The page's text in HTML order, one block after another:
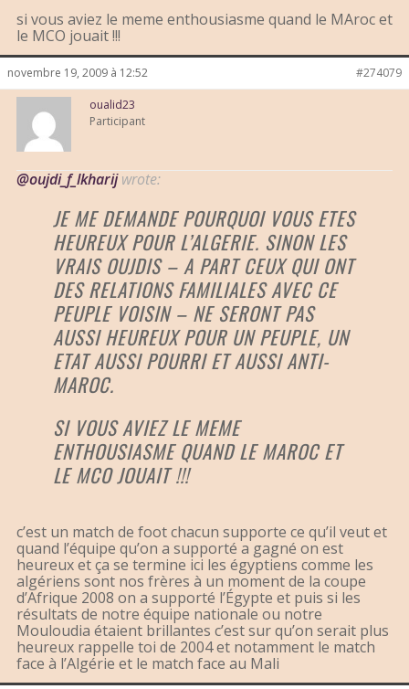
si vous aviez le meme enthousiasme quand le MAroc et
le MCO jouait !!!
novembre 19, 2009 à 12:52 #274079
oualid23
Participant
@oujdi_f_lkharijwrote:
JE ME DEMANDE POURQUOI VOUS ETES
HEUREUX POUR L’ALGERIE. SINON LES
VRAIS OUJDIS – A PART CEUX QUI ONT
DES RELATIONS FAMILIALES AVEC CE
PEUPLE VOISIN – NE SERONT PAS
AUSSI HEUREUX POUR UN PEUPLE, UN
ETAT AUSSI POURRI ET AUSSI ANTI-
MAROC.
SI VOUS AVIEZ LE MEME
ENTHOUSIASME QUAND LE MAROC ET
LE MCO JOUAIT !!!
c’est un match de foot chacun supporte ce qu’il veut et
quand l’équipe qu’on a supporté a gagné on est
heureux et ça se termine ici les égyptiens comme les
algériens sont nos frères à un moment de la coupe
d’Afrique 2008 on a supporté l’Égypte et puis si les
résultats de notre équipe nationale ou notre
Mouloudia étaient brillantes c’est sur qu’on serait plus
heureux rappelle toi de 2004 et notamment le match
face à l’Algérie et le match face au Mali